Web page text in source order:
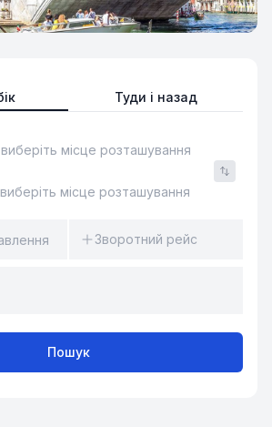
Туди і назад
Зворотний рейс
Пошук